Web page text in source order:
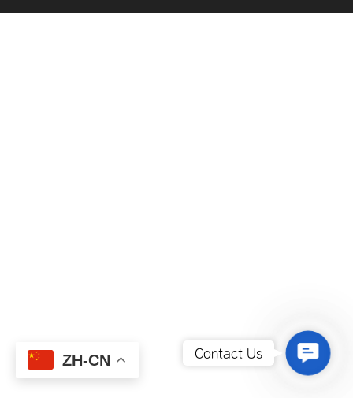
ZH-CN Contact Us